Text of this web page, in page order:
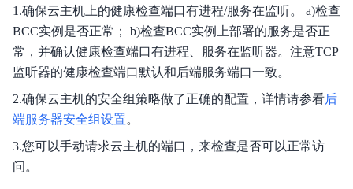
快速入门
操作指南
典型实践
SDK
1.确保云主机上的健康检查端口有进程/服务在监听。 a)检查
BCC实例是否正常； b)检查BCC实例上部署的服务是否正
常，并确认健康检查端口有进程、服务在监听器。注意TCP
监听器的健康检查端口默认和后端服务端口一致。
2.确保云主机的安全组策略做了正确的配置，详情请参看后
端服务器安全组设置。
3.您可以手动请求云主机的端口，来检查是否可以正常访
问。